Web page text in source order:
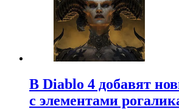
В Diablo 4 добавят
с элементами